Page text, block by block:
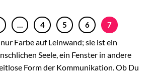
4 5 6 7
Farbe auf Leinwand; sie ist ein
Seele, ein Fenster in andere
Form der Kommunikation. Ob Du